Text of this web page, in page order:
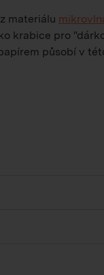
materiálu
krabice pro
působí v